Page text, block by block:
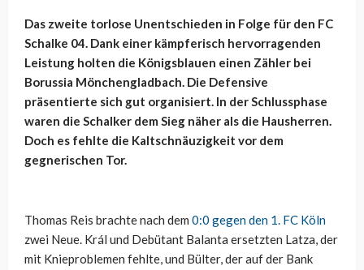
Das zweite torlose Unentschieden in Folge für den FC
Schalke 04. Dank einer kämpferisch hervorragenden
Leistung holten die Königsblauen einen Zähler bei
Borussia Mönchengladbach. Die Defensive
präsentierte sich gut organisiert. In der Schlussphase
waren die Schalker dem Sieg näher als die Hausherren.
Doch es fehlte die Kaltschnäuzigkeit vor dem
gegnerischen Tor.
Thomas Reis brachte nach dem 0:0 gegen den 1. FC Köln
zwei Neue. Král und Debütant Balanta ersetzten Latza, der
mit Knieproblemen fehlte, und Bülter, der auf der Bank